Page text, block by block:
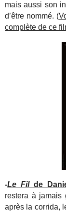
mais aussi son
d’être nommé. (
complète de ce
-Le Filde
restera à jamais
après la corrida,